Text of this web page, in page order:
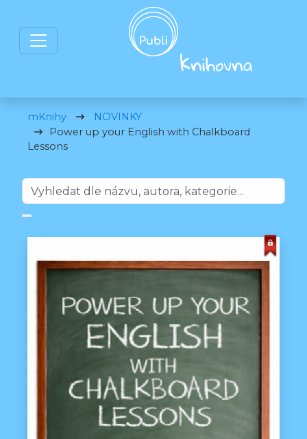
mKnihy
NOVINKY
Power up your English with Chalkboard
Lessons